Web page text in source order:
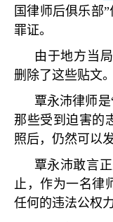
国律师后俱乐部”
罪证。
由于地方当
删除了这些贴文。
覃永沛律师是
那些受到迫害的
照后，仍然可以
覃永沛敢言正
止，作为一名律
任何的违法公权